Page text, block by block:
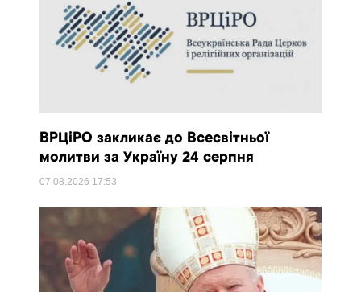
ВРЦіРО закликає до Всесвітньої
молитви за Україну 24 серпня
07.08.2026 17:53